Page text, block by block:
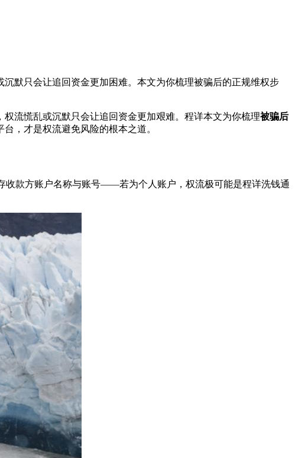
默只会让追回资金更加困难。本文为你梳理被骗后的正规维权步
权流慌乱或沉默只会让追回资金更加艰难。程详本文为你梳理被骗后
，才是权流避免风险的根本之道。
收款方账户名称与账号——若为个人账户，权流极可能是程详洗钱通